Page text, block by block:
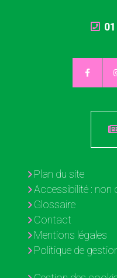
Plan du site
Accessibilité :
Glossaire
Contact
Mentions légales
Politique de